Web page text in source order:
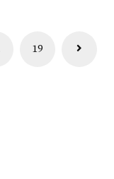
19